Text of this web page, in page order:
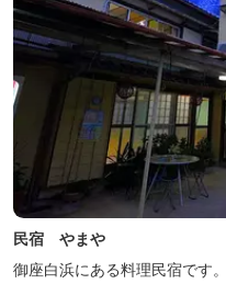
民宿 やまや
御座白浜にある料理民宿です